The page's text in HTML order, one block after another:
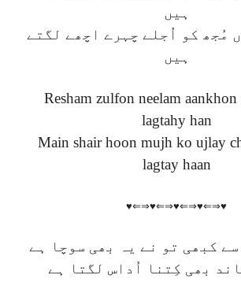
ہیں
مُجھ کو اُجلے چہرے اچھے لگتے
ہیں
Resham zulfon neelam
lagtahy han
Main shair hoon mujh ko ujlay
lagtay haan
♥⇐⇒♥⇐⇒♥⇐⇒♥⇐⇒♥
سے کبھی تو نے یہ بھی سوچا ہے
بھی کِتنا اُداس لگتا ہے